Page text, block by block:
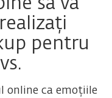
să vă
pentru
online ca emoțiile